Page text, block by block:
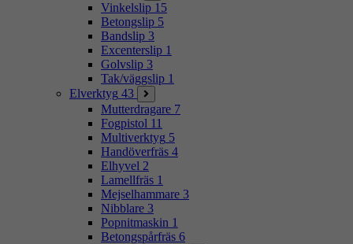
Vinkelslip 15
Betongslip 5
Bandslip 3
Excenterslip 1
Golvslip 3
Tak/väggslip 1
Elverktyg 43
Mutterdragare 7
Fogpistol 11
Multiverktyg 5
Handöverfräs 4
Elhyvel 2
Lamellfräs 1
Mejselhammare 3
Nibblare 3
Popnitmaskin 1
Betongspårfräs 6